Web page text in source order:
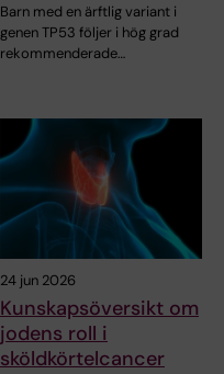
Barn med en ärftlig variant i
genen TP53 följer i hög grad
rekommenderade…
24 jun 2026
Kunskapsöversikt om
jodens roll i
sköldkörtelcancer